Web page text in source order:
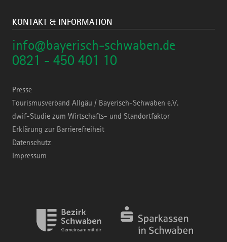
KONTAKT & INFORMATION
info@bayerisch-schwaben.de
0821 - 450 401 10
Presse
Tourismusverband Allgäu / Bayerisch-Schwaben e.V.
dwif-Studie zum Wirtschafts- und Standortfaktor
Erklärung zur Barrierefreiheit
Datenschutz
Impressum